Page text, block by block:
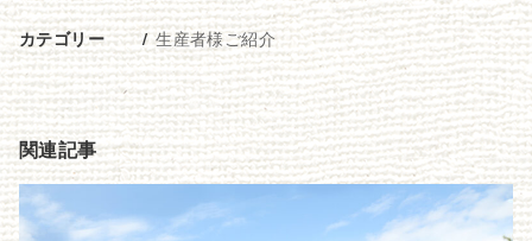
カテゴリー 生産者様ご紹介
関連記事